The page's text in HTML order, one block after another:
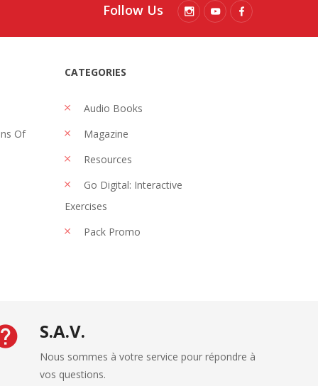
Follow Us
Of
CATEGORIES
Audio Books
Magazine
Resources
Go Digital: Interactive
Exercises
Pack Promo
S.A.V.
Nous sommes à votre service pour répondre à
vos questions.